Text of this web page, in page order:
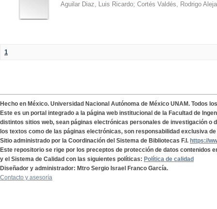
Aguilar Diaz, Luis Ricardo; Cortés Valdés, Rodrigo
1
Hecho en México. Universidad Nacional Autónoma de México UNAM. Todos
Este es un portal integrado a la página web institucional de la Facultad de
distintos sitios web, sean páginas electrónicas personales de investigación o
los textos como de las páginas electrónicas, son responsabilidad exclusiva
Sitio administrado por la Coordinación del Sistema de Bibliotecas F.I. https://
Este repositorio se rige por los preceptos de protección de datos contenidos
y el Sistema de Calidad con las siguientes políticas: Política de calidad
Diseñador y administrador: Mtro Sergio Israel Franco García.
Contacto y asesoría